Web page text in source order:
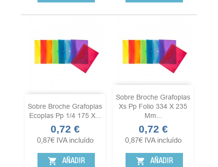
Sobre Broche Grafoplas
Ecoplas Pp 1/4 175 X...
Precio
0,72 €
0,87€ IVA incluído
shopping_cart AÑADIR
Sobre Broche Grafoplas
Xs Pp Folio 334 X 235
Mm...
Precio
0,72 €
0,87€ IVA incluído
shopping_cart AÑADIR